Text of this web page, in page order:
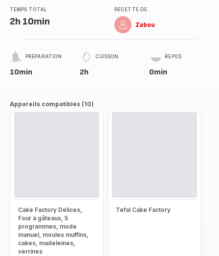
TEMPS TOTAL
2h 10min
RECETTE DE
Zabou
PRÉPARATION
10min
CUISSON
2h
REPOS
0min
Appareils compatibles (10)
Cake Factory Délices,
Four à gâteaux, 5
programmes, mode
manuel, moules muffins,
cakes, madeleines,
verrines
Tefal Cake Factory